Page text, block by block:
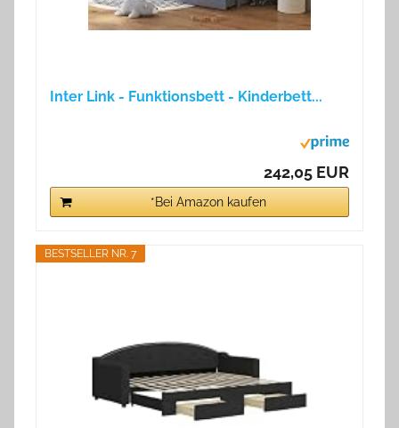
Inter Link - Funktionsbett - Kinderbett...
242,05 EUR
*Bei Amazon kaufen
BESTSELLER NR. 7